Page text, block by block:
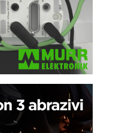
mestu!
- više od 40 godina